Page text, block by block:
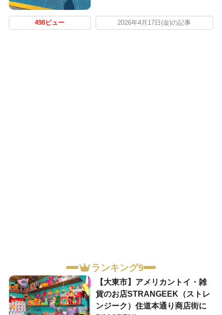
498ビュー 2026年4月17日(金)の記事
ランキング9
【大東市】アメリカントイ・雑
貨のお店STRANGEEK（ストレ
ンジーク）住道本通り商店街に